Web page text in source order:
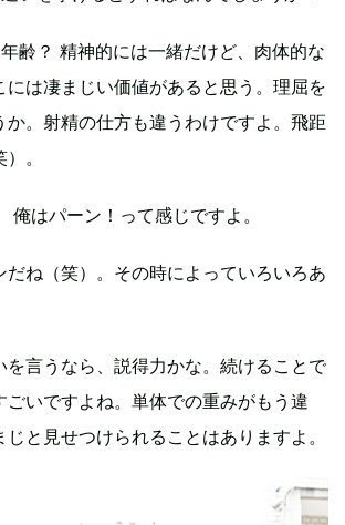
齢？ 精神的には一緒だけど、肉体的な
には凄まじい価値があると思う。理屈を
か。射精の仕方も違うわけですよ。飛距
。
俺はパーン！って感じですよ。
だね（笑）。その時によっていろいろあ
を言うなら、説得力かな。続けることで
ごいですよね。単体での重みがもう違
と見せつけられることはありますよ。